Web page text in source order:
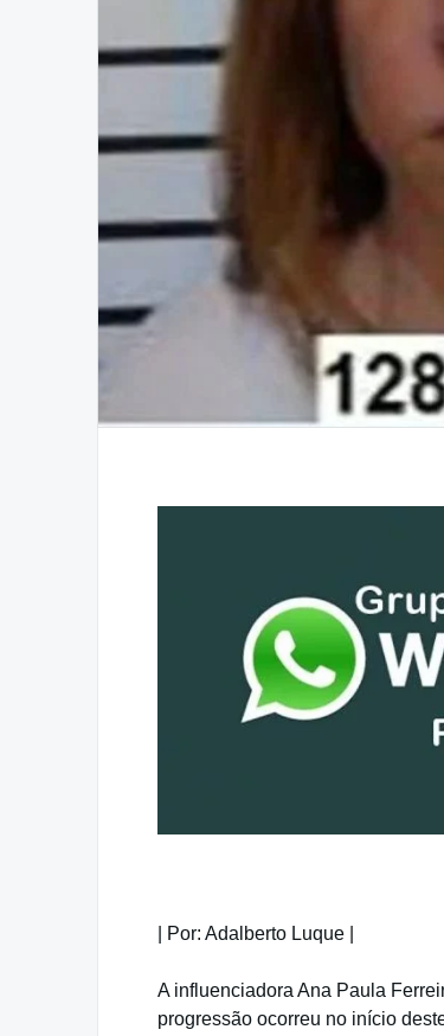
| Por: Adalberto Luque |
A influenciadora Ana Paula
progressão ocorreu no início